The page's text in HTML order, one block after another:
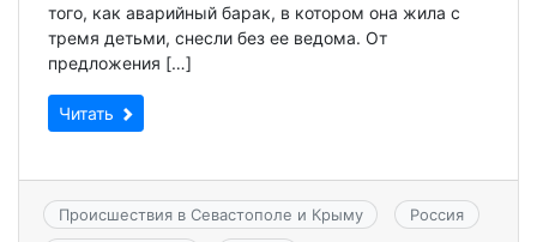
того, как аварийный барак, в котором она жила с
тремя детьми, снесли без ее ведома. От
предложения […]
Читать
Происшествия в Севастополе и Крыму Россия